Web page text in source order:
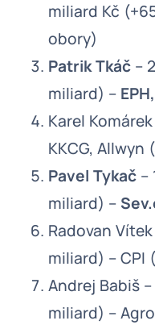
miliard Kč
obory)
Patrik Tkáč –
miliard) –
Karel
KKCG, Allwyn
Pavel Tykač –
miliard) –
Radovan
miliard) –
Andrej Babiš
miliard) –